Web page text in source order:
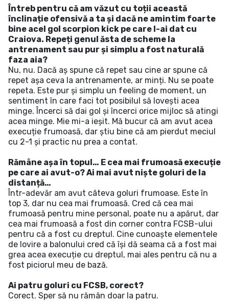
Întreb pentru că am văzut cu toții această
înclinație ofensivă a ta și dacă ne amintim foarte
bine acel gol scorpion kick pe care l-ai dat cu
Craiova. Repeți genul ăsta de scheme la
antrenament sau pur și simplu a fost naturală
faza aia?
Nu, nu. Dacă aș spune că repet sau cine ar spune că
repet așa ceva la antrenamente, ar minți. Nu se poate
repeta. Este pur și simplu un feeling de moment, un
sentiment în care faci tot posibilul să lovești acea
minge. Încerci să dai gol și încerci orice mijloc să atingi
acea minge. Mie mi-a ieșit. Mă bucur că am avut acea
execuție frumoasă, dar știu bine că am pierdut meciul
cu 2-1 și practic nu prea a contat.
Rămâne așa în topul… E cea mai frumoasă execuție
pe care ai avut-o? Ai mai avut niște goluri de la
distanță…
Într-adevăr am avut câteva goluri frumoase. Este în
top 3, dar nu cea mai frumoasă. Cred că cea mai
frumoasă pentru mine personal, poate nu a apărut, dar
cea mai frumoasă a fost din corner contra FCSB-ului
pentru că a fost cu dreptul. Cine cunoaște elementele
de lovire a balonului cred că își dă seama că a fost mai
grea acea execuție cu dreptul, mai ales pentru că nu a
fost piciorul meu de bază.
Ai patru goluri cu FCSB, corect?
Corect. Sper să nu rămân doar la patru.